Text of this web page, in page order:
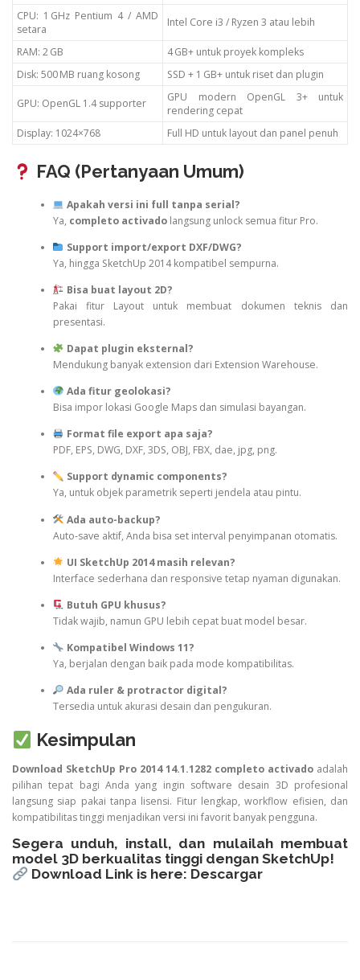
CPU: 1 GHz Pentium 4 / AMD
setara
Intel Core i3 / Ryzen 3 atau lebih
RAM: 2 GB
4 GB+ untuk proyek kompleks
Disk: 500 MB ruang kosong
SSD + 1 GB+ untuk riset dan plugin
GPU: OpenGL 1.4 supporter
GPU modern OpenGL 3+ untuk
rendering cepat
Display: 1024×768
Full HD untuk layout dan panel penuh
FAQ (Pertanyaan Umum)
Apakah versi ini full tanpa serial?
Ya, completo activadolangsung unlock semua fitur Pro.
Support import/export DXF/DWG?
Ya, hingga SketchUp 2014 kompatibel sempurna.
Bisa buat layout 2D?
Pakai fitur Layout untuk membuat dokumen teknis dan
presentasi.
Dapat plugin eksternal?
Mendukung banyak extension dari Extension Warehouse.
Ada fitur geolokasi?
Bisa impor lokasi Google Maps dan simulasi bayangan.
Format file export apa saja?
PDF, EPS, DWG, DXF, 3DS, OBJ, FBX, dae, jpg, png.
Support dynamic components?
Ya, untuk objek parametrik seperti jendela atau pintu.
Ada auto-backup?
Auto-save aktif, Anda bisa set interval penyimpanan otomatis.
UI SketchUp 2014 masih relevan?
Interface sederhana dan responsive tetap nyaman digunakan.
Butuh GPU khusus?
Tidak wajib, namun GPU lebih cepat buat model besar.
Kompatibel Windows 11?
Ya, berjalan dengan baik pada mode kompatibilitas.
Ada ruler & protractor digital?
Tersedia untuk akurasi desain dan pengukuran.
Kesimpulan
Download SketchUp Pro 2014 14.1.1282 completo activado adalah
pilihan tepat bagi Anda yang ingin software desain 3D profesional
langsung siap pakai tanpa lisensi. Fitur lengkap, workflow efisien, dan
kompatibilitas tinggi menjadikan versi ini favorit banyak pengguna.
Segera unduh, install, dan mulailah membuat
model 3D berkualitas tinggi dengan SketchUp!
Download Link is here: Descargar